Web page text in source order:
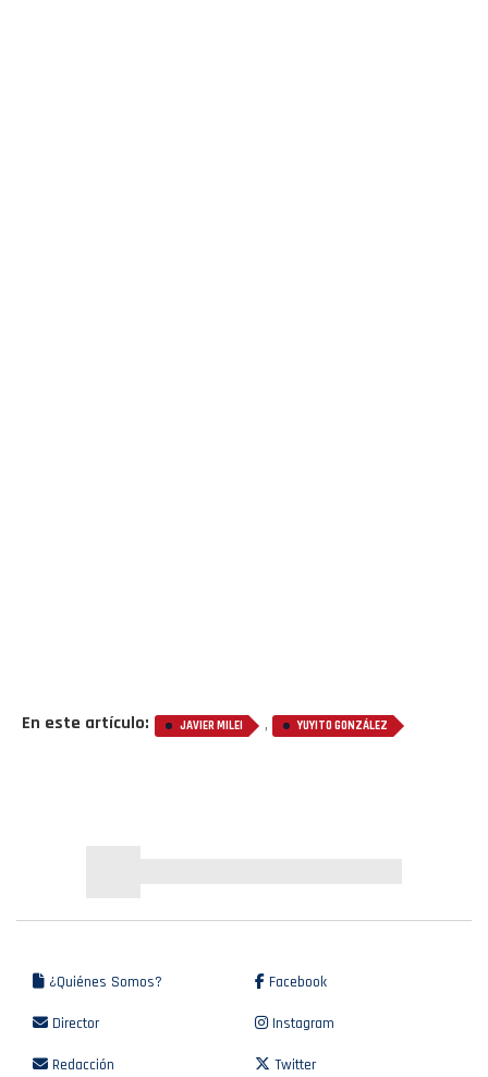
En este artículo: JAVIER MILEI , YUYITO GONZÁLEZ
¿Quiénes Somos?
Director
Redacción
Facebook
Instagram
Twitter